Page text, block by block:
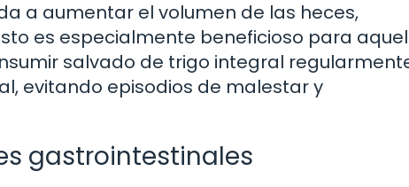
a aumentar el volumen de las heces,
es especialmente beneficioso para
salvado de trigo integral
evitando episodios de malestar y
gastrointestinales